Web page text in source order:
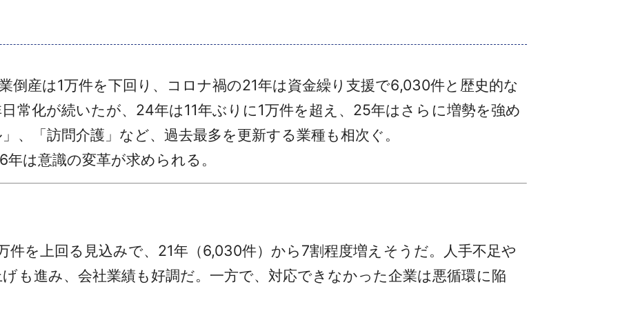
産は1万件を下回り、コロナ禍の21年は資金繰り支援で6,030件と歴史的な
常化が続いたが、24年は11年ぶりに1万件を超え、25年はさらに増勢を強め
、「訪問介護」など、過去最多を更新する業種も相次ぐ。
は意識の変革が求められる。
を上回る見込みで、21年（6,030件）から7割程度増えそうだ。人手不足や
も進み、会社業績も好調だ。一方で、対応できなかった企業は悪循環に陥